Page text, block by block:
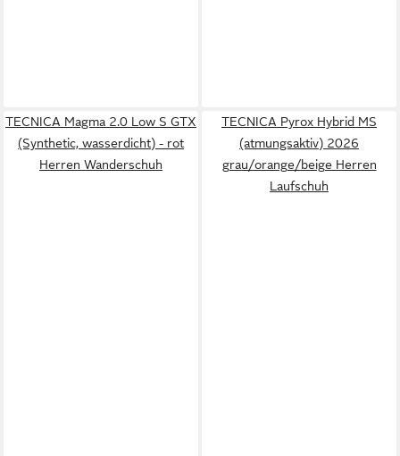
TECNICA Magma 2.0 Low S GTX
(Synthetic, wasserdicht) - rot
Herren Wanderschuh
TECNICA Pyrox Hybrid MS
(atmungsaktiv) 2026
grau/orange/beige Herren
Laufschuh